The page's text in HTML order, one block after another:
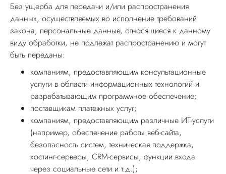
Без ущерба для передачи и/или распространения
данных, осуществляемых во исполнение требований
закона, персональные данные, относящиеся к данному
виду обработки, не подлежат распространению и могут
быть переданы:
компаниям, предоставляющим консультационные
услуги в области информационных технологий и
разрабатывающим программное обеспечение;
поставщикам платежных услуг;
компаниям, предоставляющим различные ИТ-услуги
(например, обеспечение работы веб-сайта,
безопасность систем, техническая поддержка,
хостинг-серверы, CRM-сервисы, функции входа
через социальные сети и т.д.);